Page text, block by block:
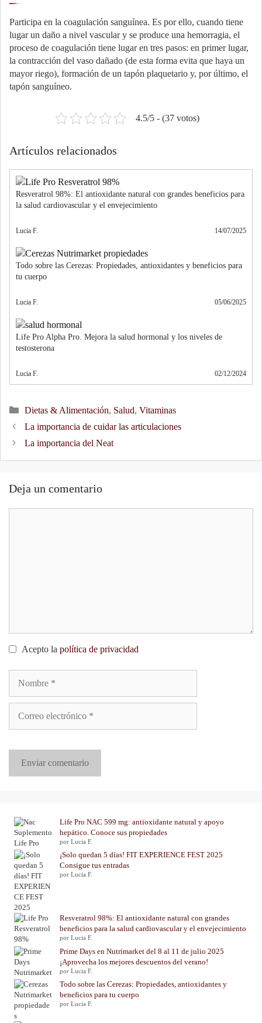
Participa en la coagulación sanguínea. Es por ello, cuando tiene
lugar un daño a nivel vascular y se produce una hemorragia, el
proceso de coagulación tiene lugar en tres pasos: en primer lugar,
la contracción del vaso dañado (de esta forma evita que haya un
mayor riego), formación de un tapón plaquetario y, por último, el
tapón sanguíneo.
4.5/5 - (37 votos)
Artículos relacionados
Resveratrol 98%: El antioxidante natural con grandes beneficios para
la salud cardiovascular y el envejecimiento
Lucia F. 14/07/2025
Todo sobre las Cerezas: Propiedades, antioxidantes y beneficios para
tu cuerpo
Lucia F. 05/06/2025
Life Pro Alpha Pro. Mejora la salud hormonal y los niveles de
testosterona
Lucia F. 02/12/2024
Categories
Dietas & Alimentación, Salud, Vitaminas
Post
navigation
La importancia de cuidar las articulaciones
La importancia del Neat
Deja un comentario
Acepto la política de privacidad
Life Pro NAC 599 mg: antioxidante natural y apoyo
hepático. Conoce sus propiedades
por Lucia F.
¡Solo quedan 5 días! FIT EXPERIENCE FEST 2025
Consigue tus entradas
por Lucia F.
Resveratrol 98%: El antioxidante natural con grandes
beneficios para la salud cardiovascular y el envejecimiento
por Lucia F.
Prime Days en Nutrimarket del 8 al 11 de julio 2025
¡Aprovecha los mejores descuentos del verano!
por Lucia F.
Todo sobre las Cerezas: Propiedades, antioxidantes y
beneficios para tu cuerpo
por Lucia F.